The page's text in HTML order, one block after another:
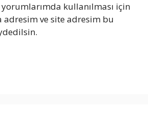
kullanılması için
adresim ve site adresim bu